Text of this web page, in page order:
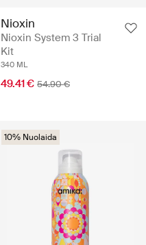
Nioxin
Nioxin System 3 Trial
Kit
340 ML
49.41 € 54.90 €
10% Nuolaida